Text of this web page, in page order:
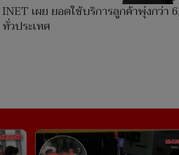
INET เผย ยอดใช้บริการลูกค้าพุ่งกว่า
ทั่วประเทศ